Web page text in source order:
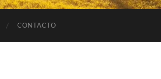
CONTACTO